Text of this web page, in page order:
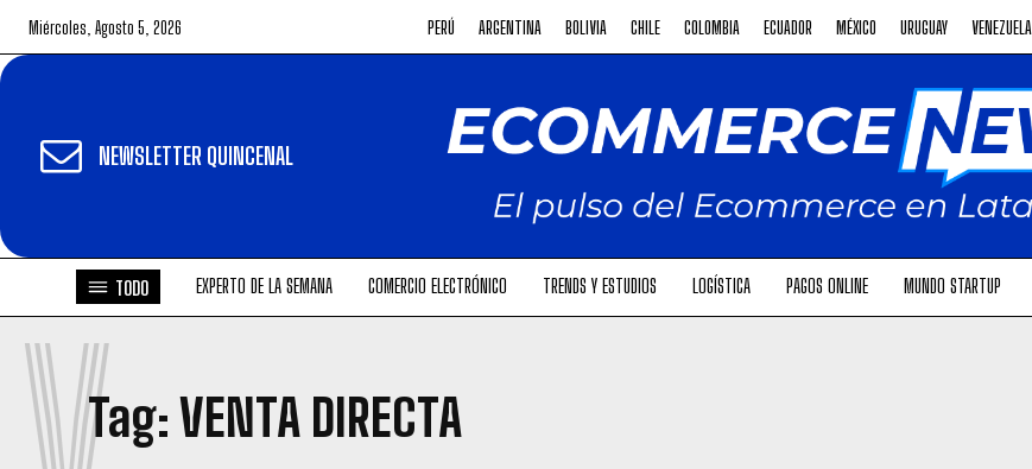
Miércoles, Agosto 5, 2026 PERÚ ARGENTINA BOLIVIA CHILE COLOMBIA ECUADOR MÉXICO URUGUAY VENEZUELA
NEWSLETTER QUINCENAL
TODO EXPERTO DE LA SEMANA COMERCIO ELECTRÓNICO TRENDS Y ESTUDIOS LOGÍSTICA PAGOS ONLINE MUNDO STARTUP
Tag: VENTA DIRECTA
V